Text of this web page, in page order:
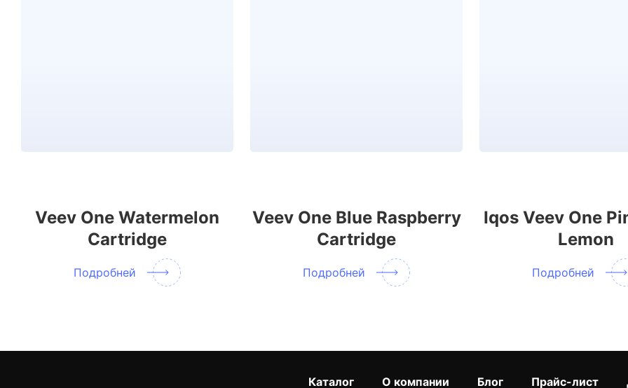
Veev One Watermelon
Cartridge
Подробней
Veev One Blue Raspberry
Cartridge
Подробней
Iqos Veev One
Lemon
Подробней
Каталог О компании Блог Прайс-лист